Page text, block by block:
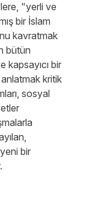
"yerli ve
bir İslam
kavratmak
bütün
kapsayıcı bir
kritik
sosyal
bir